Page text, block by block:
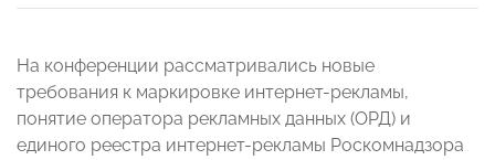
На конференции рассматривались новые
требования к маркировке интернет-рекламы,
понятие оператора рекламных данных (ОРД) и
единого реестра интернет-рекламы Роскомнадзора